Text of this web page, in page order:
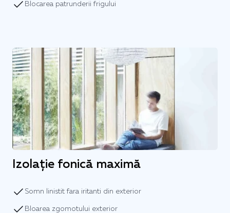
Blocarea patrunderii frigului
Izolație fonică maximă
Somn linistit fara iritanti din exterior
Bloarea zgomotului exterior